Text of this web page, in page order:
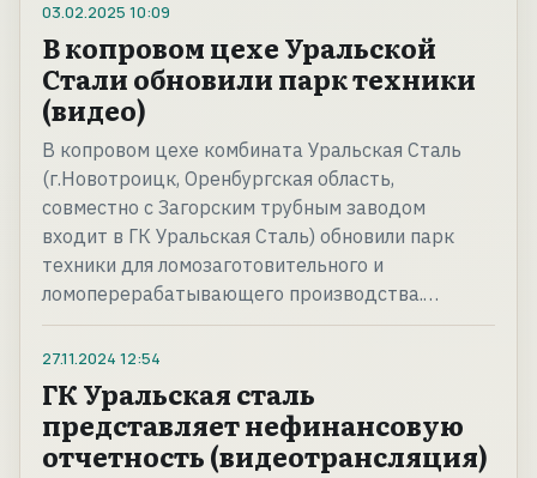
03.02.2025 10:09
В копровом цехе Уральской
Стали обновили парк техники
(видео)
В копровом цехе комбината Уральская Сталь
(г.Новотроицк, Оренбургская область,
совместно с Загорским трубным заводом
входит в ГК Уральская Сталь) обновили парк
техники для ломозаготовительного и
ломоперерабатывающего производства.…
27.11.2024 12:54
ГК Уральская сталь
представляет нефинансовую
отчетность (видеотрансляция)